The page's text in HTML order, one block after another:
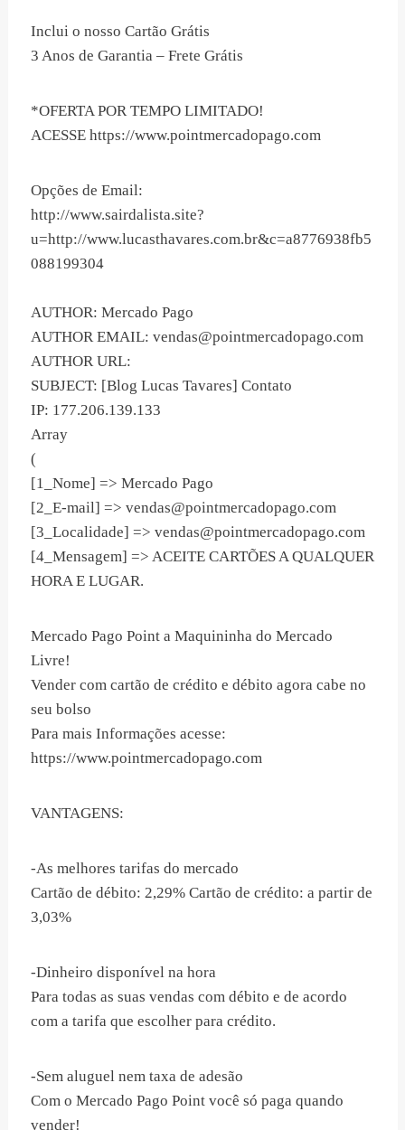
Inclui o nosso Cartão Grátis
3 Anos de Garantia – Frete Grátis
*OFERTA POR TEMPO LIMITADO!
ACESSE https://www.pointmercadopago.com
Opções de Email:
http://www.sairdalista.site?
u=http://www.lucasthavares.com.br&c=a8776938fb5
088199304
AUTHOR: Mercado Pago
AUTHOR EMAIL: vendas@pointmercadopago.com
AUTHOR URL:
SUBJECT: [Blog Lucas Tavares] Contato
IP: 177.206.139.133
Array
(
[1_Nome] => Mercado Pago
[2_E-mail] => vendas@pointmercadopago.com
[3_Localidade] => vendas@pointmercadopago.com
[4_Mensagem] => ACEITE CARTÕES A QUALQUER
HORA E LUGAR.
Mercado Pago Point a Maquininha do Mercado
Livre!
Vender com cartão de crédito e débito agora cabe no
seu bolso
Para mais Informações acesse:
https://www.pointmercadopago.com
VANTAGENS:
-As melhores tarifas do mercado
Cartão de débito: 2,29% Cartão de crédito: a partir de
3,03%
-Dinheiro disponível na hora
Para todas as suas vendas com débito e de acordo
com a tarifa que escolher para crédito.
-Sem aluguel nem taxa de adesão
Com o Mercado Pago Point você só paga quando
vender!